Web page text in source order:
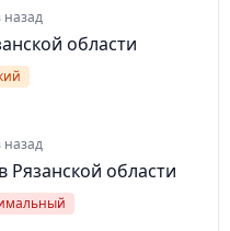
назад
области
назад
области